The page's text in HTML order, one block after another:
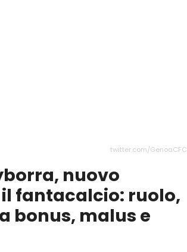
twitter.com/GenoaCFC
nuovo
fantacalcio: ruolo,
bonus, malus e